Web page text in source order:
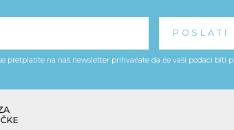
pretplatite na naš newsletter prihvaćate da će vaši podaci biti